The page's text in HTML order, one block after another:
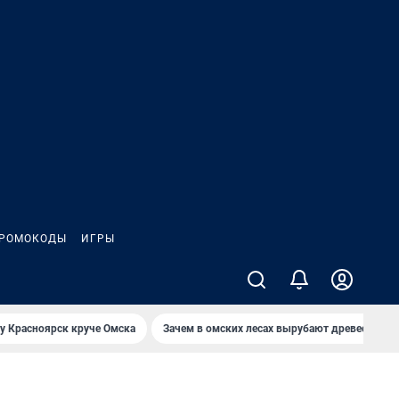
ИГРЫ
Красноярск круче Омска Зачем в омских лесах вырубают древесину